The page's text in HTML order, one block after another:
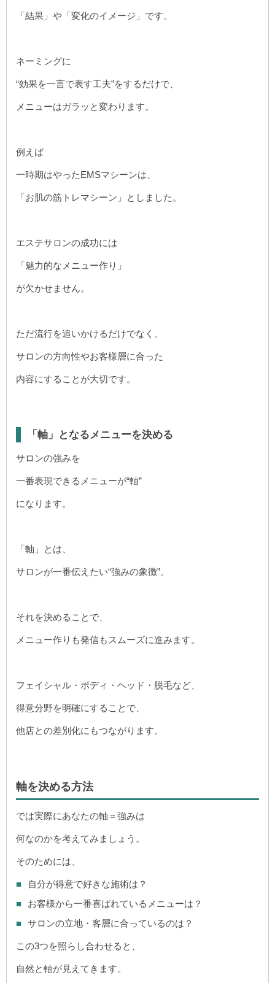
「結果」や「変化のイメージ」です。
ネーミングに
“効果を一言で表す工夫”をするだけで、
メニューはガラッと変わります。
例えば
一時期はやったEMSマシーンは、
「お肌の筋トレマシーン」としました。
エステサロンの成功には
「魅力的なメニュー作り」
が欠かせません。
ただ流行を追いかけるだけでなく、
サロンの方向性やお客様層に合った
内容にすることが大切です。
「軸」となるメニューを決める
サロンの強みを
一番表現できるメニューが“軸”
になります。
「軸」とは、
サロンが一番伝えたい“強みの象徴”。
それを決めることで、
メニュー作りも発信もスムーズに進みます。
フェイシャル・ボディ・ヘッド・脱毛など、
得意分野を明確にすることで、
他店との差別化にもつながります。
軸を決める方法
では実際にあなたの軸＝強みは
何なのかを考えてみましょう。
そのためには、
自分が得意で好きな施術は？
お客様から一番喜ばれているメニューは？
サロンの立地・客層に合っているのは？
この3つを照らし合わせると、
自然と軸が見えてきます。